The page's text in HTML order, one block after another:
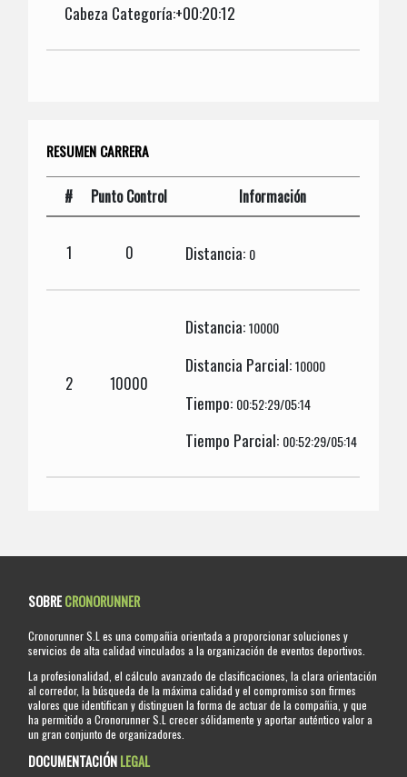
Cabeza Categoría:+00:20:12
RESUMEN CARRERA
# Punto Control Información
1 0 Distancia: 0
2 10000
Distancia:10000
Distancia Parcial:10000
Tiempo: 00:52:29/05:14
Tiempo Parcial: 00:52:29/05:14
SOBRECRONORUNNER
Cronorunner S.L es una compañia orientada a proporcionar soluciones y
servicios de alta calidad vinculados a la organización de eventos deportivos.
La profesionalidad, el cálculo avanzado de clasificaciones, la clara orientación
al corredor, la búsqueda de la máxima calidad y el compromiso son firmes
valores que identifican y distinguen la forma de actuar de la compañia, y que
ha permitido a Cronorunner S.L crecer sólidamente y aportar auténtico valor a
un gran conjunto de organizadores.
DOCUMENTACIÓNLEGAL